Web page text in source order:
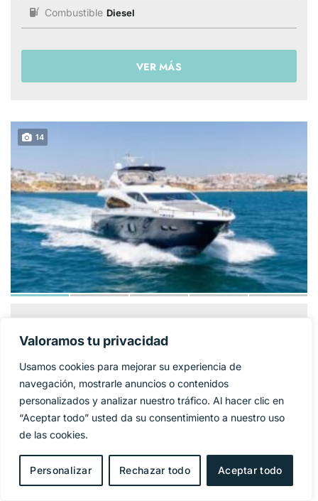
Valoramos tu privacidad
Usamos cookies para mejorar su experiencia de
navegación, mostrarle anuncios o contenidos
personalizados y analizar nuestro tráfico. Al hacer clic en
“Aceptar todo” usted da su consentimiento a nuestro uso
de las cookies.
Personalizar Rechazar todo Aceptar todo
Combustible Diesel
VER MÁS
14
YACHT
Año 2009
27 m
Manga 6,4 m
Combustible Diesel